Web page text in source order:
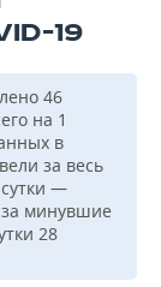
19
46
на 1
в
за весь
—
за минувшие
28